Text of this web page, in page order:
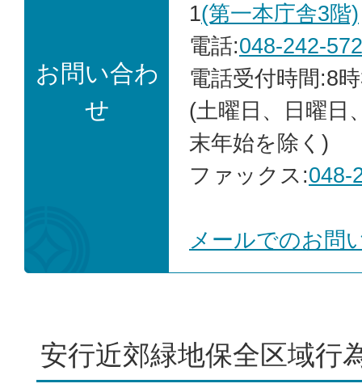
お問い合わ
せ
1(第一本庁舎3階)
電話:048-242-
電話受付時間:8
(土曜日、日曜日
末年始を除く)
ファックス:048-
メールでのお問
安行近郊緑地保全区域行